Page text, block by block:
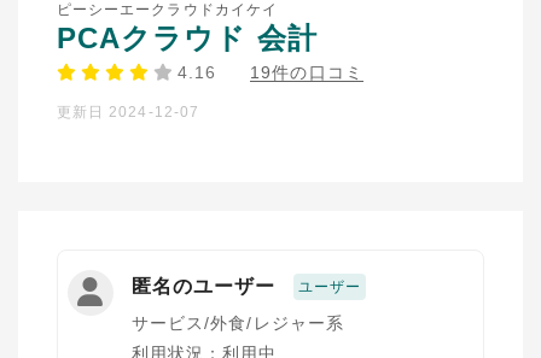
診断から探す(β版)
ピーシーエークラウドカイケイ
PCAクラウド 会計
4.16 19件の口コミ
更新日 2024-12-07
匿名のユーザー ユーザー
サービス/外食/レジャー系
利用状況：利用中